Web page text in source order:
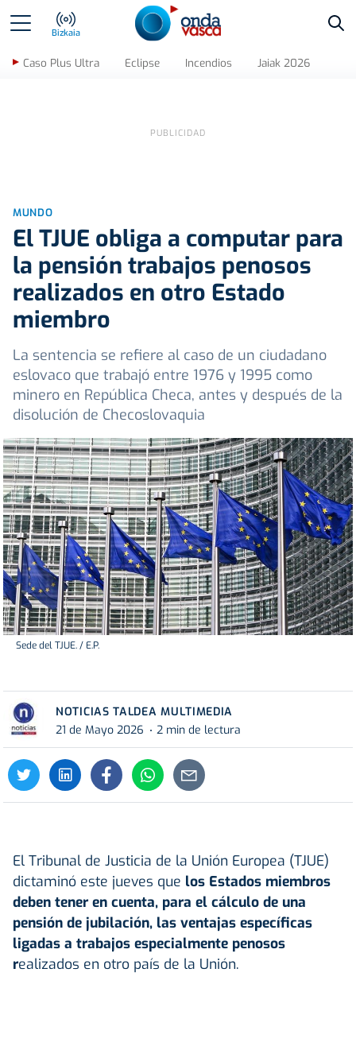
Bizkaia
Caso Plus Ultra Eclipse Incendios Jaiak 2026
MUNDO
El TJUE obliga a computar para
la pensión trabajos penosos
realizados en otro Estado
miembro
La sentencia se refiere al caso de un ciudadano
eslovaco que trabajó entre 1976 y 1995 como
minero en República Checa, antes y después de la
disolución de Checoslovaquia
Sede del TJUE. / E.P.
NOTICIAS TALDEA MULTIMEDIA
21 de Mayo 2026
2 min de lectura
El Tribunal de Justicia de la Unión Europea (TJUE)
dictaminó este jueves que los Estados miembros
deben tener en cuenta, para el cálculo de una
pensión de jubilación, las ventajas específicas
ligadas a trabajos especialmente penosos
realizados en otro país de la Unión.